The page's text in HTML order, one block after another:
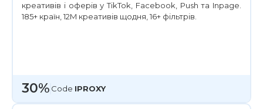
креативів і оферів у TikTok, Facebook, Push та Inpage.
185+ країн, 12M креативів щодня, 16+ фільтрів.
30% Сode IPROXY